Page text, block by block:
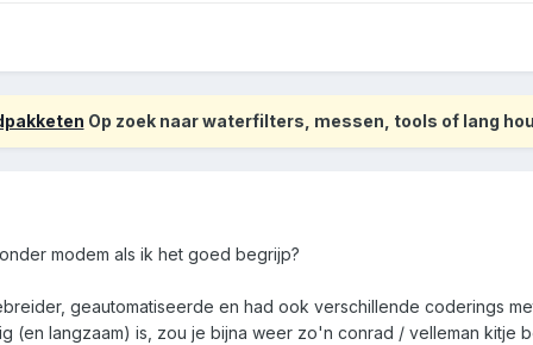
Op zoek naar waterfilters, messen, tools of lang
modem als ik het goed begrijp?
geautomatiseerde en had ook verschillende coderings
(en langzaam) is, zou je bijna weer zo'n conrad / velleman kitje